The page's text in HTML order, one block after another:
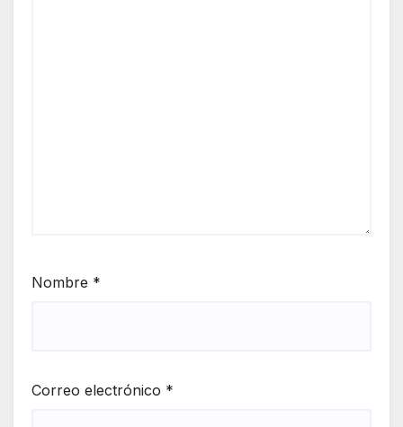
Nombre *
Correo electrónico *